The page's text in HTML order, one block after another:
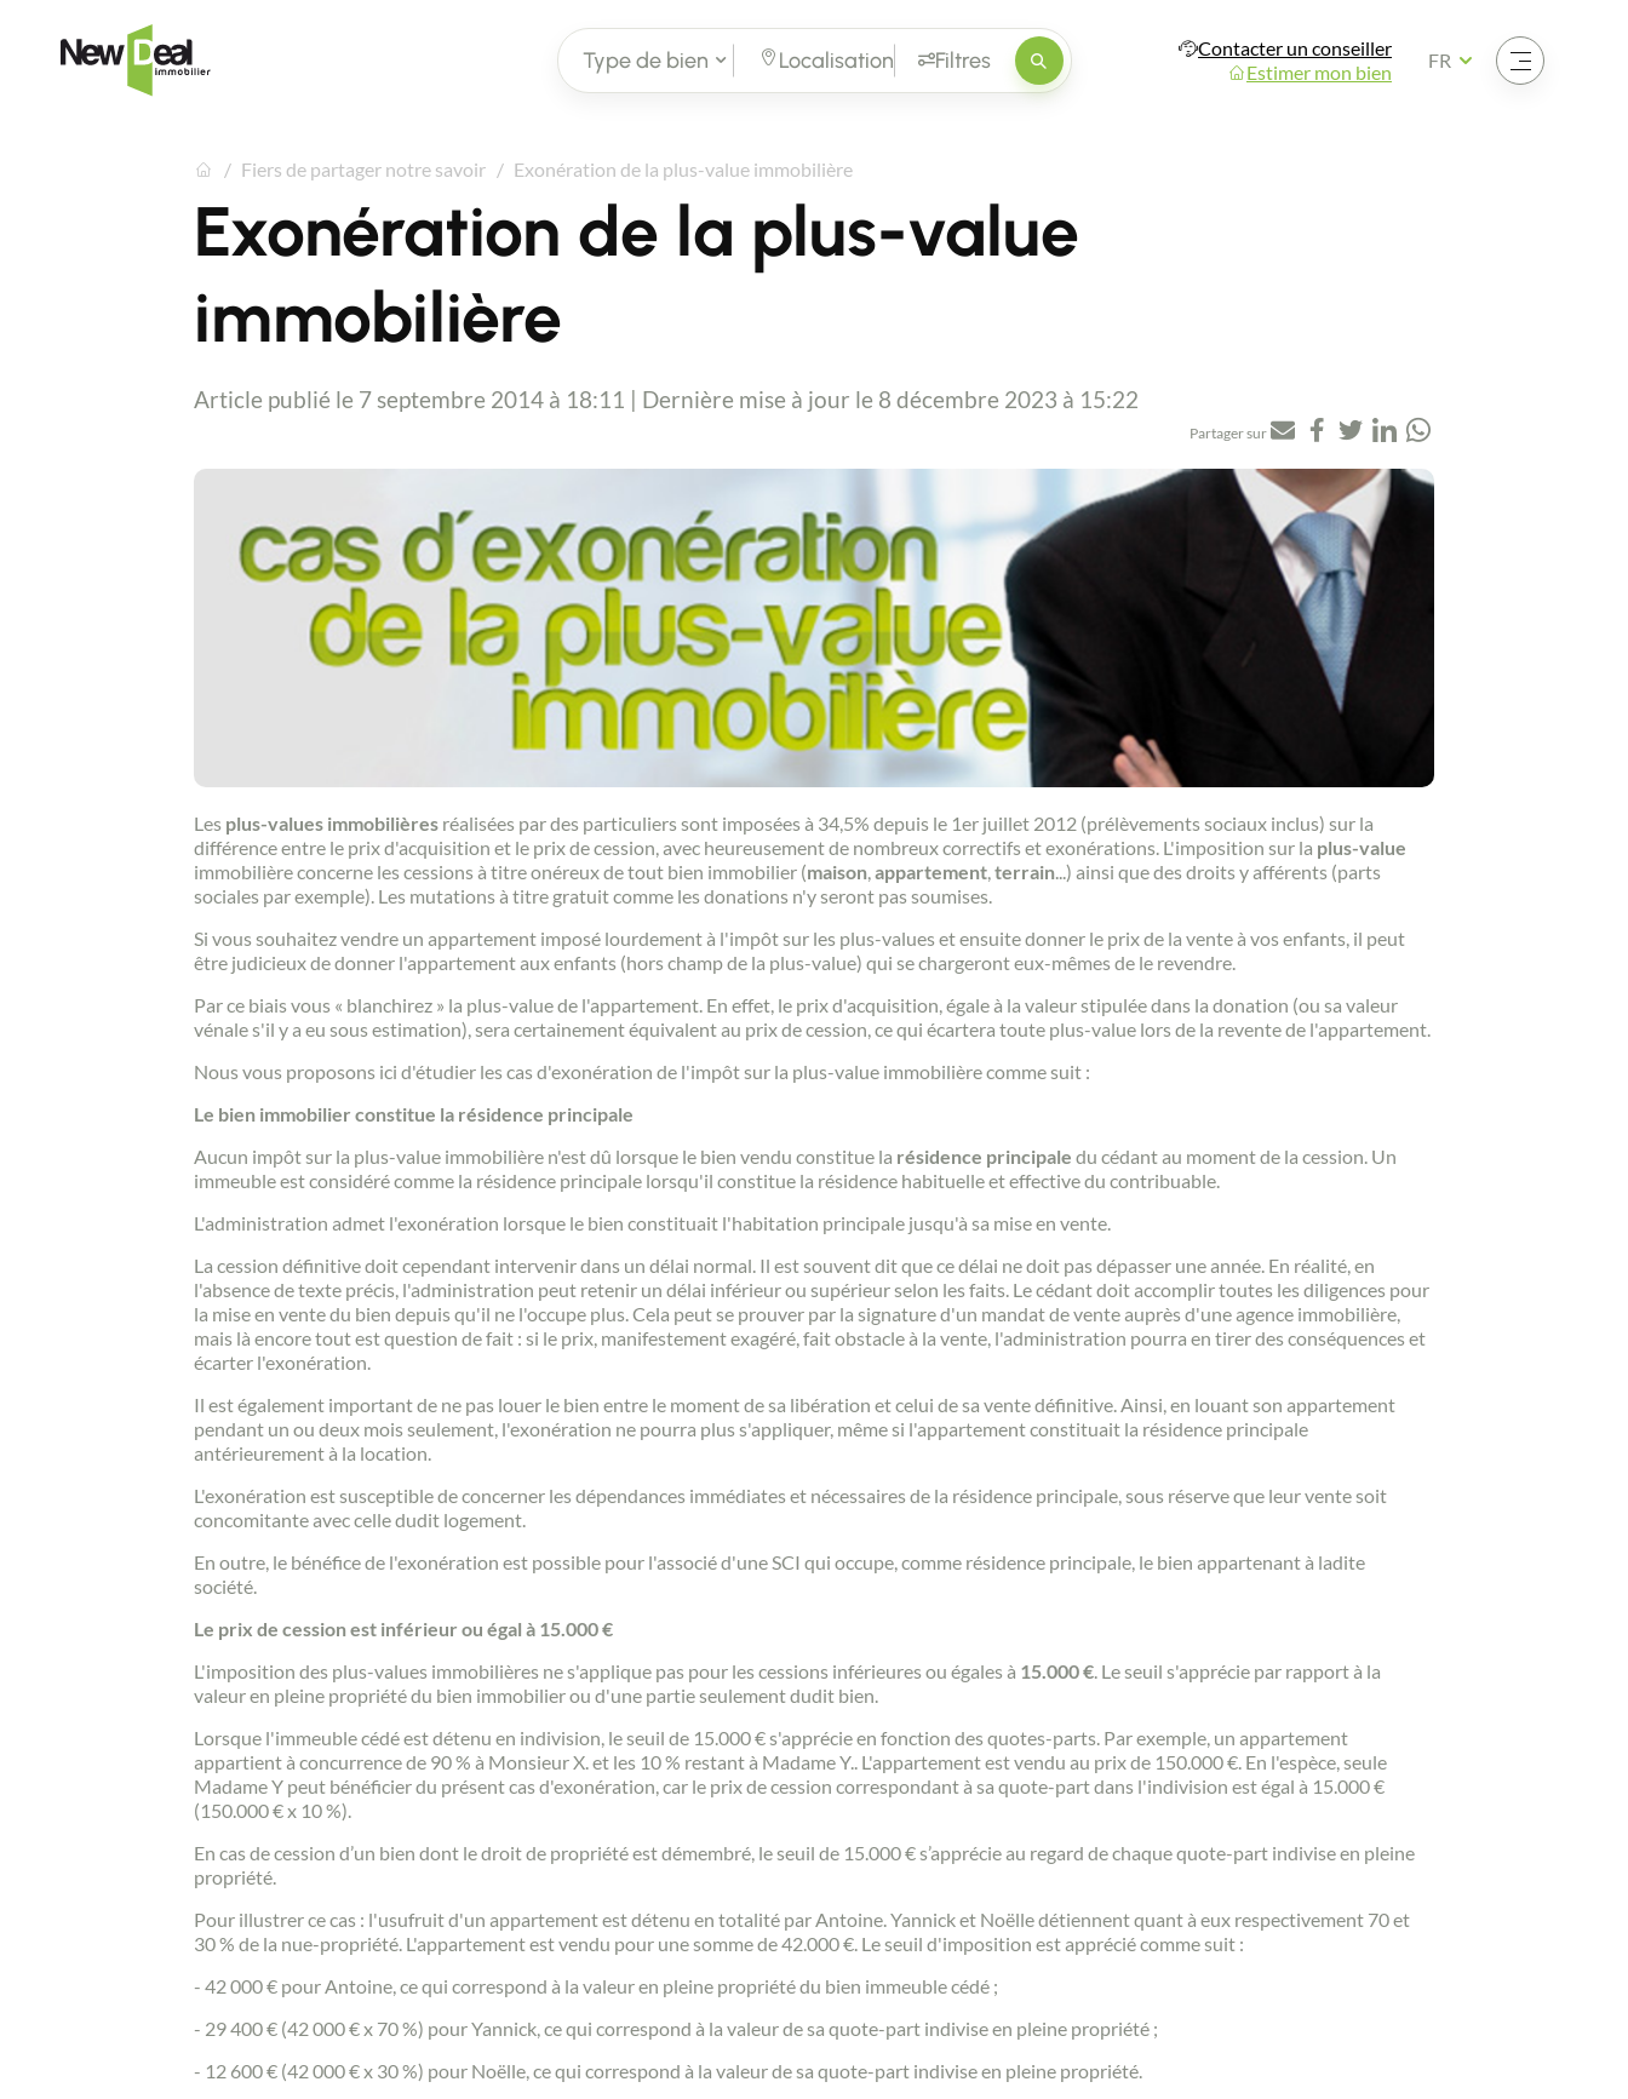
Type de bien Localisation Filtres
Contacter un conseiller
Estimer mon bien
Ouvrir le menu
FR
Exonération de la plus-value
immobilière
Fiers de partager notre savoir Exonération de la plus-value immobilière
Article publié le 7 septembre 2014 à 18:11 | Dernière mise à jour le 8 décembre 2023 à 15:22
Partager sur
Les plus-values immobilières réalisées par des particuliers sont imposées à 34,5% depuis le 1er juillet 2012 (prélèvements sociaux inclus) sur la
différence entre le prix d'acquisition et le prix de cession, avec heureusement de nombreux correctifs et exonérations. L'imposition sur la plus-value
immobilière concerne les cessions à titre onéreux de tout bien immobilier (maison,appartement,terrain...) ainsi que des droits y afférents (parts
sociales par exemple). Les mutations à titre gratuit comme les donations n'y seront pas soumises.
Si vous souhaitez vendre un appartement imposé lourdement à l'impôt sur les plus-values et ensuite donner le prix de la vente à vos enfants, il peut
être judicieux de donner l'appartement aux enfants (hors champ de la plus-value) qui se chargeront eux-mêmes de le revendre.
Par ce biais vous « blanchirez » la plus-value de l'appartement. En effet, le prix d'acquisition, égale à la valeur stipulée dans la donation (ou sa valeur
vénale s'il y a eu sous estimation), sera certainement équivalent au prix de cession, ce qui écartera toute plus-value lors de la revente de l'appartement.
Nous vous proposons ici d'étudier les cas d'exonération de l'impôt sur la plus-value immobilière comme suit :
Le bien immobilier constitue la résidence principale
Aucun impôt sur la plus-value immobilière n'est dû lorsque le bien vendu constitue la résidence principale du cédant au moment de la cession. Un
immeuble est considéré comme la résidence principale lorsqu'il constitue la résidence habituelle et effective du contribuable.
L'administration admet l'exonération lorsque le bien constituait l'habitation principale jusqu'à sa mise en vente.
La cession définitive doit cependant intervenir dans un délai normal. Il est souvent dit que ce délai ne doit pas dépasser une année. En réalité, en
l'absence de texte précis, l'administration peut retenir un délai inférieur ou supérieur selon les faits. Le cédant doit accomplir toutes les diligences pour
la mise en vente du bien depuis qu'il ne l'occupe plus. Cela peut se prouver par la signature d'un mandat de vente auprès d'une agence immobilière,
mais là encore tout est question de fait : si le prix, manifestement exagéré, fait obstacle à la vente, l'administration pourra en tirer des conséquences et
écarter l'exonération.
Il est également important de ne pas louer le bien entre le moment de sa libération et celui de sa vente définitive. Ainsi, en louant son appartement
pendant un ou deux mois seulement, l'exonération ne pourra plus s'appliquer, même si l'appartement constituait la résidence principale
antérieurement à la location.
L'exonération est susceptible de concerner les dépendances immédiates et nécessaires de la résidence principale, sous réserve que leur vente soit
concomitante avec celle dudit logement.
En outre, le bénéfice de l'exonération est possible pour l'associé d'une SCI qui occupe, comme résidence principale, le bien appartenant à ladite
société.
Le prix de cession est inférieur ou égal à 15.000 €
L'imposition des plus-values immobilières ne s'applique pas pour les cessions inférieures ou égales à 15.000 €. Le seuil s'apprécie par rapport à la
valeur en pleine propriété du bien immobilier ou d'une partie seulement dudit bien.
Lorsque l'immeuble cédé est détenu en indivision, le seuil de 15.000 € s'apprécie en fonction des quotes-parts. Par exemple, un appartement
appartient à concurrence de 90 % à Monsieur X. et les 10 % restant à Madame Y.. L'appartement est vendu au prix de 150.000 €. En l'espèce, seule
Madame Y peut bénéficier du présent cas d'exonération, car le prix de cession correspondant à sa quote-part dans l'indivision est égal à 15.000 €
(150.000 € x 10 %).
En cas de cession d’un bien dont le droit de propriété est démembré, le seuil de 15.000 € s’apprécie au regard de chaque quote-part indivise en pleine
propriété.
Pour illustrer ce cas : l'usufruit d'un appartement est détenu en totalité par Antoine. Yannick et Noëlle détiennent quant à eux respectivement 70 et
30 % de la nue-propriété. L'appartement est vendu pour une somme de 42.000 €. Le seuil d'imposition est apprécié comme suit :
- 42 000 € pour Antoine, ce qui correspond à la valeur en pleine propriété du bien immeuble cédé ;
- 29 400 € (42 000 € x 70 %) pour Yannick, ce qui correspond à la valeur de sa quote-part indivise en pleine propriété ;
- 12 600 € (42 000 € x 30 %) pour Noëlle, ce qui correspond à la valeur de sa quote-part indivise en pleine propriété.